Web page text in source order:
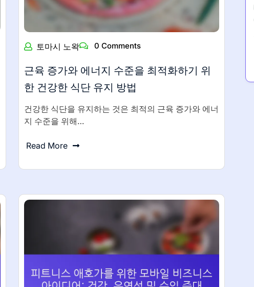
토마시 노왁 0 Comments
근육 증가와 에너지 수준을 최적화하기 위
한 건강한 식단 유지 방법
건강한 식단을 유지하는 것은 최적의 근육 증가와 에너
지 수준을 위해…
Read More